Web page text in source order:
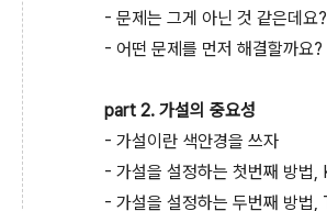
- 문제는 그게 아닌 것 같은데요?
- 어떤 문제를 먼저 해결할까요?
part 2. 가설의 중요성
- 가설이란 색안경을 쓰자
- 가설을 설정하는 첫번째 방법,
- 가설을 설정하는 두번째 방법,